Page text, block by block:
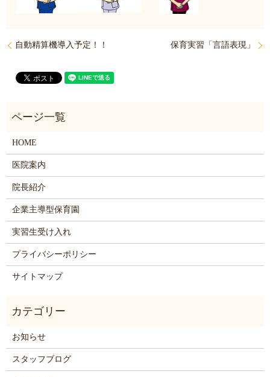
自動精算機導入予定！！ 保育実習「言語表現」
HOME
医院案内
院長紹介
企業主導型保育園
実習生受け入れ
プライバシーポリシー
サイトマップ
お知らせ
スタッフブログ